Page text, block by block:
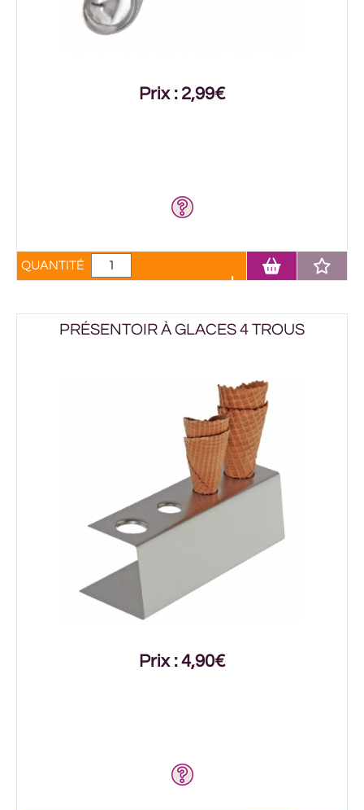
Prix : 2,99€
QUANTITÉ
PRÉSENTOIR À GLACES 4 TROUS
Prix : 4,90€